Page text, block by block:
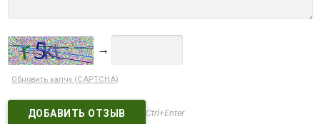
→
Обновить капчу (CAPTCHA)
Ctrl+Enter